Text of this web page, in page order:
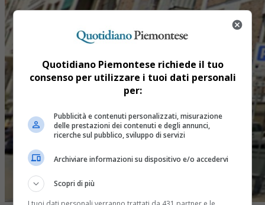
Quotidiano Piemontese richiede il tuo
consenso per utilizzare i tuoi dati personali
per:
Pubblicità e contenuti personalizzati, misurazione
delle prestazioni dei contenuti e degli annunci,
ricerche sul pubblico, sviluppo di servizi
Archiviare informazioni su dispositivo e/o accedervi
Scopri di più